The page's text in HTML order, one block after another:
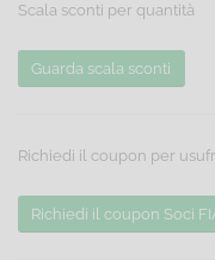
Scala sconti per quantità
Guarda scala sconti
Richiedi il coupon per
Richiedi il coupon Soci